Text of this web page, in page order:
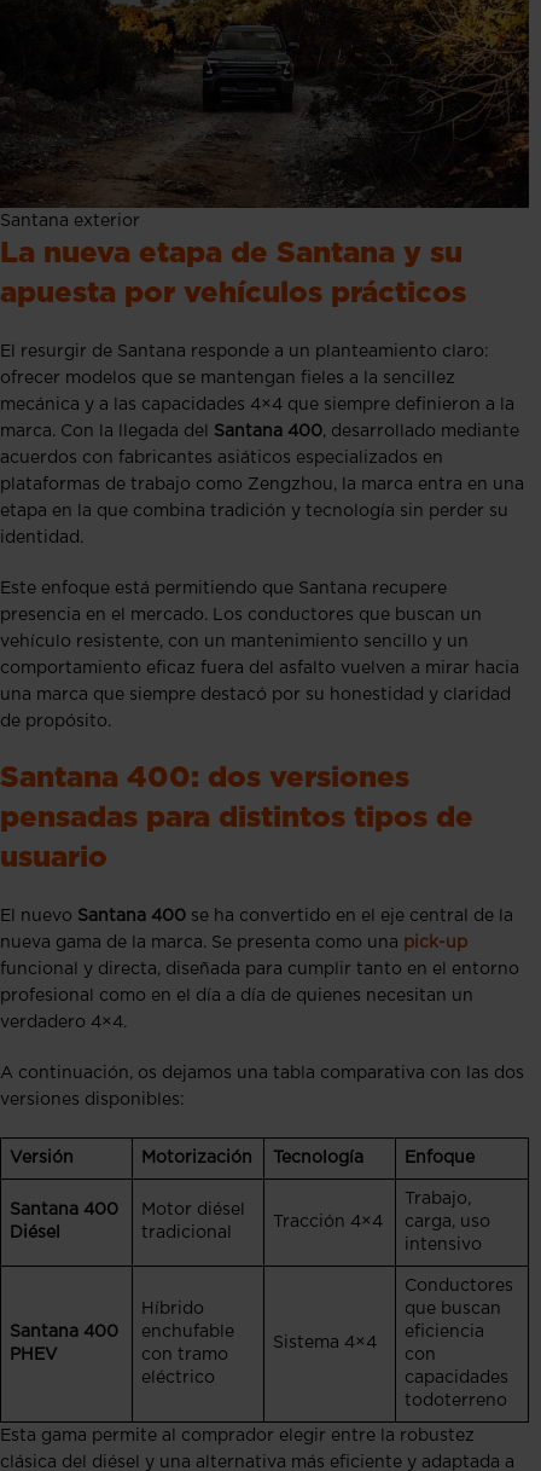
Santana exterior
La nueva etapa de Santana y su
apuesta por vehículos prácticos
El resurgir de Santana responde a un planteamiento claro:
ofrecer modelos que se mantengan fieles a la sencillez
mecánica y a las capacidades 4×4 que siempre definieron a la
marca. Con la llegada del Santana 400, desarrollado mediante
acuerdos con fabricantes asiáticos especializados en
plataformas de trabajo como Zengzhou, la marca entra en una
etapa en la que combina tradición y tecnología sin perder su
identidad.
Este enfoque está permitiendo que Santana recupere
presencia en el mercado. Los conductores que buscan un
vehículo resistente, con un mantenimiento sencillo y un
comportamiento eficaz fuera del asfalto vuelven a mirar hacia
una marca que siempre destacó por su honestidad y claridad
de propósito.
Santana 400: dos versiones
pensadas para distintos tipos de
usuario
El nuevo Santana 400 se ha convertido en el eje central de la
nueva gama de la marca. Se presenta como una pick-up
funcional y directa, diseñada para cumplir tanto en el entorno
profesional como en el día a día de quienes necesitan un
verdadero 4×4.
A continuación, os dejamos una tabla comparativa con las dos
versiones disponibles:
Versión Motorización Tecnología Enfoque
Santana 400
Diésel
Motor diésel
tradicional
Tracción 4×4
Trabajo,
carga, uso
intensivo
Santana 400
PHEV
Híbrido
enchufable
con tramo
eléctrico
Sistema 4×4
Conductores
que buscan
eficiencia
con
capacidades
todoterreno
Esta gama permite al comprador elegir entre la robustez
clásica del diésel y una alternativa más eficiente y adaptada a